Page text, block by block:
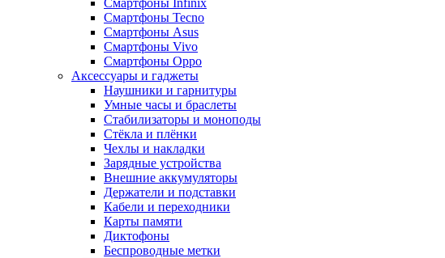
Смартфоны Infinix
Смартфоны Tecno
Смартфоны Asus
Смартфоны Vivo
Смартфоны Oppo
Аксессуары и гаджеты
Наушники и гарнитуры
Умные часы и браслеты
Стабилизаторы и моноподы
Стёкла и плёнки
Чехлы и накладки
Зарядные устройства
Внешние аккумуляторы
Держатели и подставки
Кабели и переходники
Карты памяти
Диктофоны
Беспроводные метки